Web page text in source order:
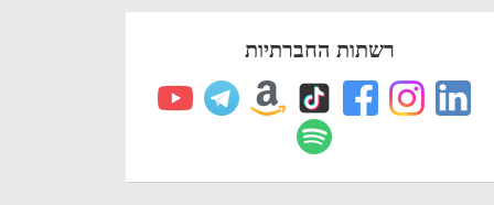
רשתות החברתיות